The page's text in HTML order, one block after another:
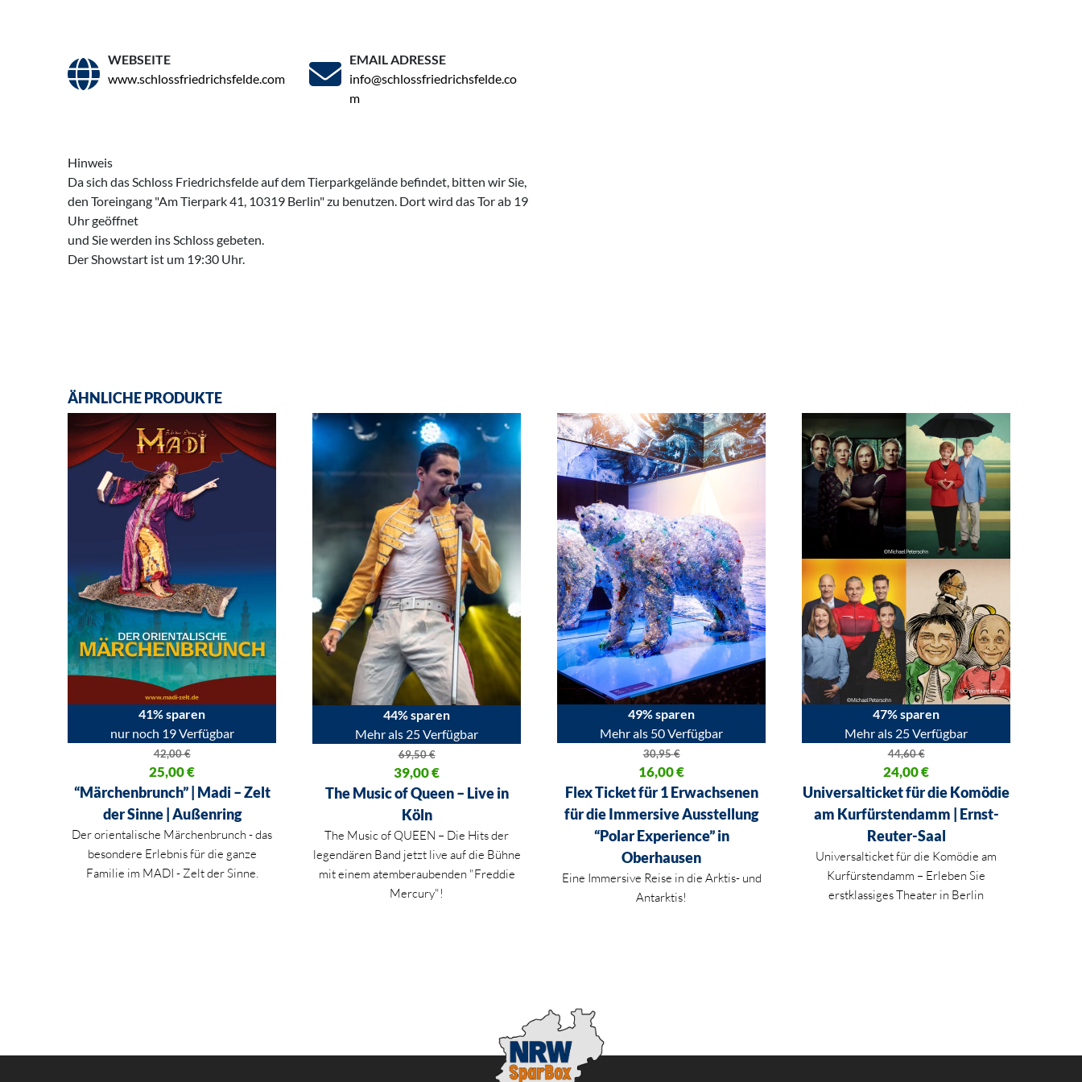
WEBSEITE
www.schlossfriedrichsfelde.com
EMAIL ADRESSE
info@schlossfriedrichsfelde.co
m
Hinweis
Da sich das Schloss Friedrichsfelde auf dem Tierparkgelände befindet, bitten wir Sie,
den Toreingang "Am Tierpark 41, 10319 Berlin" zu benutzen. Dort wird das Tor ab 19
Uhr geöffnet
und Sie werden ins Schloss gebeten.
Der Showstart ist um 19:30 Uhr.
ÄHNLICHE PRODUKTE
41% sparen
nur noch 19 Verfügbar
42,00€
Ursprünglicher Preis war: 42,00 €
25,00€
Aktueller Preis ist: 25,00 €.
“Märchenbrunch” | Madi – Zelt
der Sinne | Außenring
Der orientalische Märchenbrunch - das
besondere Erlebnis für die ganze
Familie im MADI - Zelt der Sinne.
44% sparen
Mehr als 25 Verfügbar
69,50€
Ursprünglicher Preis war: 69,50 €
39,00€
Aktueller Preis ist: 39,00 €.
The Music of Queen – Live in
Köln
The Music of QUEEN – Die Hits der
legendären Band jetzt live auf die Bühne
mit einem atemberaubenden "Freddie
Mercury"!
49% sparen
Mehr als 50 Verfügbar
30,95€
Ursprünglicher Preis war: 30,95 €
16,00€
Aktueller Preis ist: 16,00 €.
Flex Ticket für 1 Erwachsenen
für die Immersive Ausstellung
“Polar Experience” in
Oberhausen
Eine Immersive Reise in die Arktis- und
Antarktis!
47% sparen
Mehr als 25 Verfügbar
44,60€
Ursprünglicher Preis war: 44,60 €
24,00€
Aktueller Preis ist: 24,00 €.
Universalticket für die Komödie
am Kurfürstendamm | Ernst-
Reuter-Saal
Universalticket für die Komödie am
Kurfürstendamm – Erleben Sie
erstklassiges Theater in Berlin